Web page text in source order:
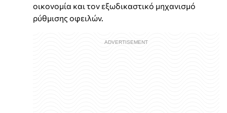
οικονομία και τον εξωδικαστικό μηχανισμό
ρύθμισης οφειλών.